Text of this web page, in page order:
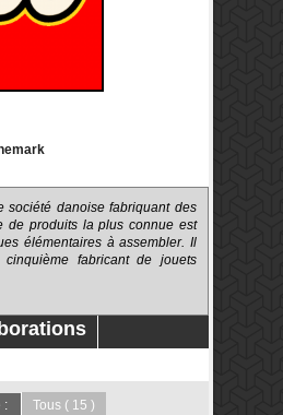
société danoise fabriquant des
de produits la plus connue est
élémentaires à assembler. Il
fabricant de jouets
: Tous ( 15 )